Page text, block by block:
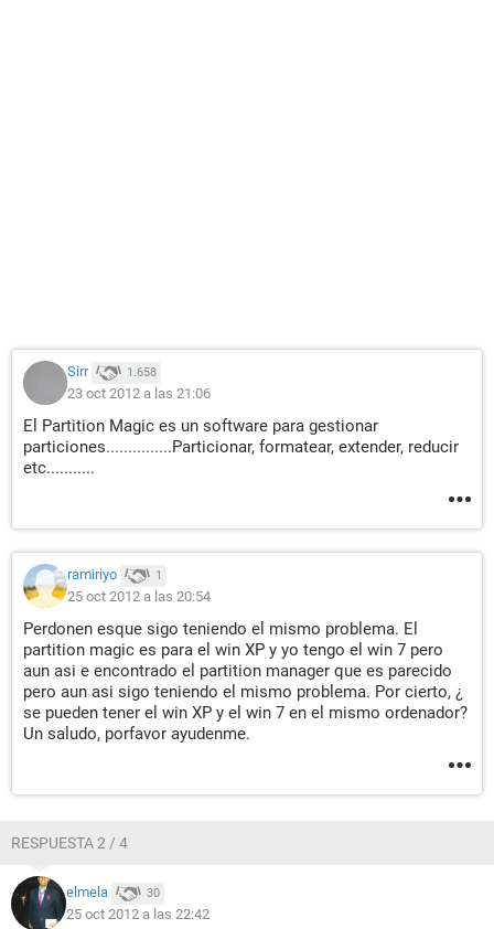
Sirr 1.658
23 oct 2012 a las 21:06
El Partition Magic es un software para gestionar
particiones...............Particionar, formatear, extender, reducir
etc...........
ramiriyo 1
25 oct 2012 a las 20:54
Perdonen esque sigo teniendo el mismo problema. El
partition magic es para el win XP y yo tengo el win 7 pero
aun asi e encontrado el partition manager que es parecido
pero aun asi sigo teniendo el mismo problema. Por cierto, ¿
se pueden tener el win XP y el win 7 en el mismo ordenador?
Un saludo, porfavor ayudenme.
RESPUESTA 2 / 4
elmela 30
25 oct 2012 a las 22:42